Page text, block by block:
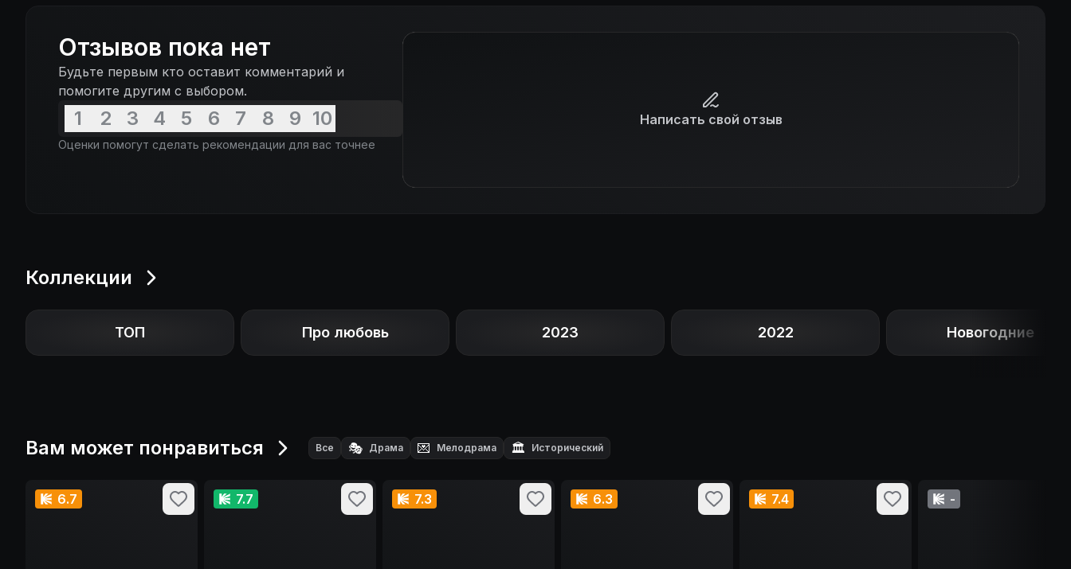
Отзывов пока нет
Будьте первым кто оставит комментарий и
помогите другим с выбором.
1 2 3 4 5 6 7 8 9 10
Оценки помогут сделать рекомендации для вас точнее
Написать свой отзыв
Коллекции
ТОП Про любовь 2023 2022 Новогодние
Вам может понравиться Все 🎭 Драма 💌 Мелодрама 🏛️ Исторический
6.7 7.7 7.3 6.3 7.4 -